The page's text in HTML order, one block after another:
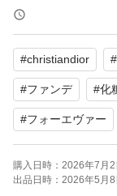
【SPF/PA】
【商品の状態】
【カラー】ブラ
箱から1度開けて
#christiandior #
#ファンデ #化
#フォーエヴァー
購入日時： 2026年7月2
出品日時： 2026年5月8